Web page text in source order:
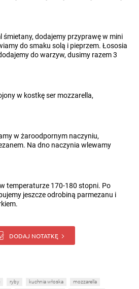
śmietany, dodajemy przyprawę w mini
do smaku solą i pieprzem. Łososia
do warzyw, dusimy razem 3
w kostkę ser mozzarella,
w żaroodpornym naczyniu,
Na dno naczynia wlewamy
temperaturze 170-180 stopni. Po
jeszcze odrobiną parmezanu i
DODAJ NOTATKĘ
ryby kuchnia włoska
mozzarella